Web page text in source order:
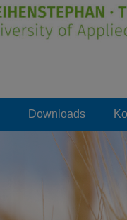
Downloads